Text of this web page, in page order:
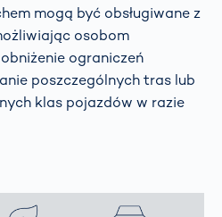
mogą być obsługiwane z
osobom
ograniczeń
poszczególnych tras lub
klas pojazdów w razie